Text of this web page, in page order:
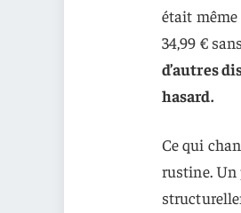
était même
34,99 €
d’autres
hasard.
Ce qui
rustine. Un